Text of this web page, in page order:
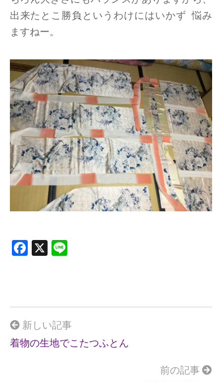
出来たとこ勝負というわけにはいかず 悩み
ますねー。
F
o
o
k
X
新しい記事
着物の生地でこたつふとん
前の記事